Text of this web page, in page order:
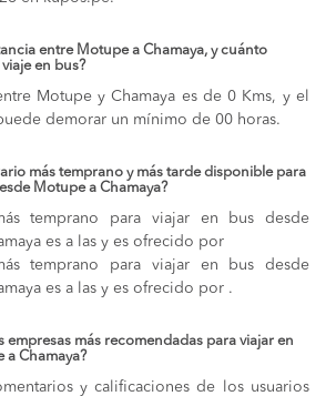
entre Motupe a Chamaya, y cuánto
en bus?
Motupe y Chamaya es de 0 Kms, y el
demorar un mínimo de 00 horas.
más temprano y más tarde disponible para
Motupe a Chamaya?
temprano para viajar en bus desde
es a las y es ofrecido por
temprano para viajar en bus desde
es a las y es ofrecido por .
empresas más recomendadas para viajar en
a Chamaya?
y calificaciones de los usuarios